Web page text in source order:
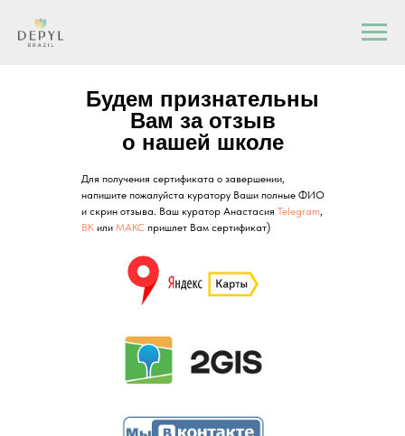
Будем признательны
Вам за отзыв
о нашей школе
Для получения сертификата о завершении,
напишите пожалуйста куратору Ваши полные ФИО
и скрин отзыва. Ваш куратор Анастасия Telegram,
ВК или МАКС пришлет Вам сертификат)